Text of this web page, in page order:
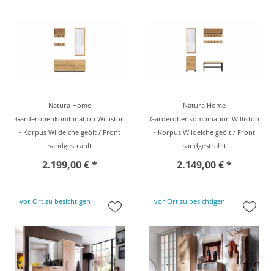
Natura Home
Garderobenkombination Williston
- Korpus Wildeiche geölt / Front
sandgestrahlt
2.199,00 € *
Natura Home
Garderobenkombination Williston
- Korpus Wildeiche geölt / Front
sandgestrahlt
2.149,00 € *
vor Ort zu besichtigen vor Ort zu besichtigen